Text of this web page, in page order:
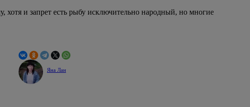
и запрет есть рыбу исключительно народный, но многие
Яна Лан